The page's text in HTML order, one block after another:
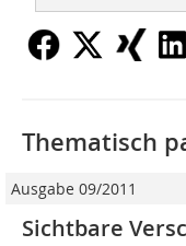
Thematisch
Ausgabe 09/2011
Sichtbare